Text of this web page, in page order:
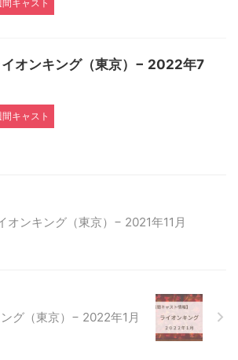
間キャスト
イオンキング（東京）− 2022年7
間キャスト
オンキング（東京）− 2021年11月
グ（東京）− 2022年1月